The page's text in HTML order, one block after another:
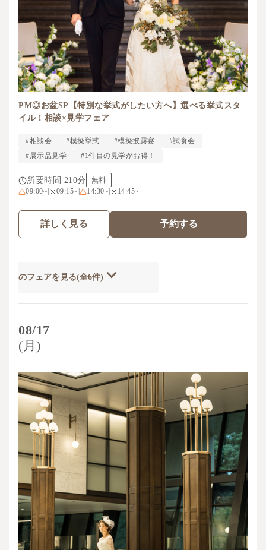
PM◎お盆SP【特別な挙式がしたい方へ】選べる挙式スタ
イル！相談×見学フェア
#相談会 #模擬挙式 #模擬披露宴
#試食会
#展示品見学
#1件目の見学がお得！
所要時間 210分
無料
09:00~
09:15~ 14:30~ 14:45~
詳しく見る 予約する
催のフェアを見る(全6件)
08/17
(月)